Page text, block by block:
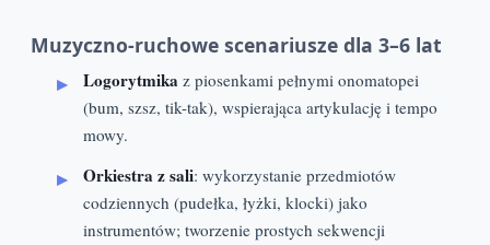
Muzyczno-ruchowe scenariusze dla 3–6 lat
Logorytmika z piosenkami pełnymi onomatopei
(bum, szsz, tik-tak), wspierająca artykulację i tempo
mowy.
Orkiestra z sali: wykorzystanie przedmiotów
codziennych (pudełka, łyżki, klocki) jako
instrumentów; tworzenie prostych sekwencji